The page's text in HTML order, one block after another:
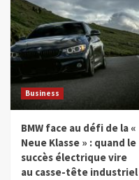
Business
BMW face au défi de la «
Neue Klasse » : quand le
succès électrique vire
au casse-tête industriel